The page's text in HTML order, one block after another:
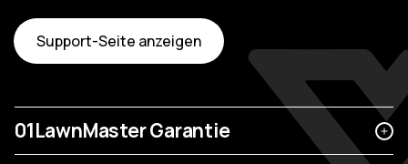
Support-Seite anzeigen
01LawnMaster Garantie